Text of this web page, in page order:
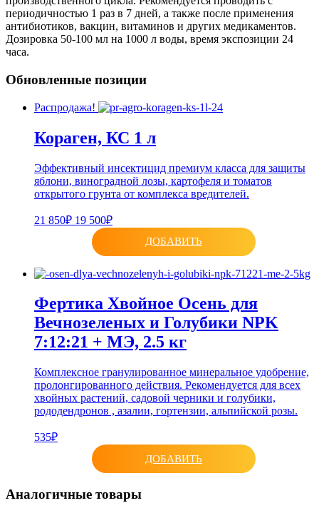
периодичностью 1 раз в 7 дней, а также после применения
антибиотиков, вакцин, витаминов и других медикаментов.
Дозировка 50-100 мл на 1000 л воды, время экспозиции 24
часа.
Обновленные позиции
Распродажа!
Кораген, КС 1 л
Эффективный инсектицид премиум класса для защиты
яблони, виноградной лозы, картофеля и томатов
открытого грунта от комплекса вредителей.
21 850₽ 19 500₽
ДОБАВИТЬ
Фертика Хвойное Осень для
Вечнозеленых и Голубики NPK
7:12:21 + МЭ, 2.5 кг
Комплексное гранулированное минеральное удобрение,
пролонгированного действия. Рекомендуется для всех
хвойных растений, садовой черники и голубики,
рододендронов , азалии, гортензии, альпийской розы.
535₽
ДОБАВИТЬ
Аналогичные товары